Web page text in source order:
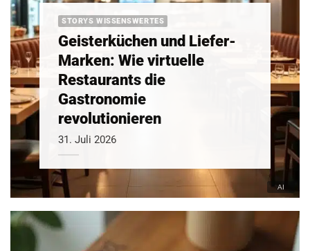
STORYS WISSENSWERTES
Geisterküchen und Liefer-
Marken: Wie virtuelle
Restaurants die
Gastronomie
revolutionieren
31. Juli 2026